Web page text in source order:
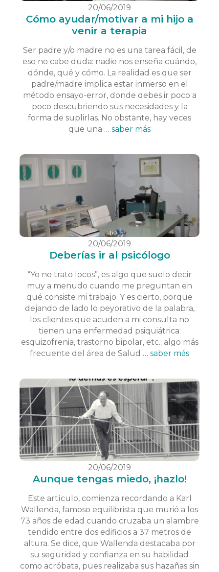
20/06/2019
Cómo ayudar/motivar a mi hijo a
venir a terapia
Ser padre y/o madre no es una tarea fácil, de
eso no cabe duda: nadie nos enseña cuándo,
dónde, qué y cómo. La realidad es que ser
padre/madre implica estar inmerso en el
método ensayo-error, donde debes ir poco a
poco descubriendo sus necesidades y la
forma de suplirlas. No obstante, hay veces
que una … saber más
20/06/2019
Deberías ir al psicólogo
“Yo no trato locos”, es algo que suelo decir
muy a menudo cuando me preguntan en
qué consiste mi trabajo. Y es cierto, porque
dejando de lado lo peyorativo de la palabra,
los clientes que acuden a mi consulta no
tienen una enfermedad psiquiátrica:
esquizofrenia, trastorno bipolar, etc.; algo más
frecuente del área de Salud … saber más
20/06/2019
Aunque tengas miedo, ¡hazlo!
Este artículo, comienza recordando a Karl
Wallenda, famoso equilibrista que murió a los
73 años de edad cuando cruzaba un alambre
tendido entre dos edificios a 37 metros de
altura. Se dice, que Wallenda destacaba por
su seguridad y confianza en su habilidad
como acróbata, pues realizaba sus hazañas sin